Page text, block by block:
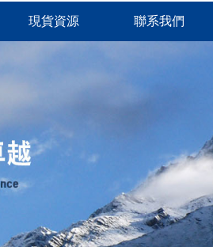
現貨資源 聯系我們